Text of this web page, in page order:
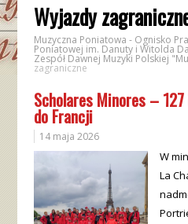
Wyjazdy
Muzyczna Poniatowa - Ognisko
Poniatowej im. Danuty i Witolda
Zespół Dawnej Muzyki Polskiej
zagraniczne
Scholares Minores –
do Francji
14 maja 2026
W
La